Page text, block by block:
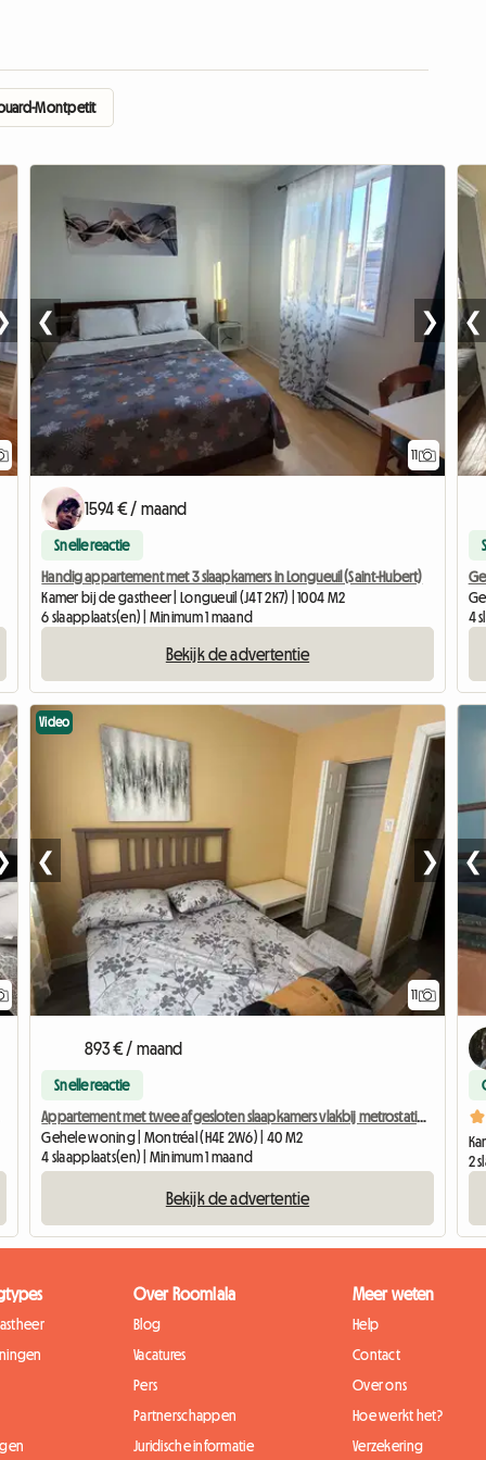
Montpetit
11
❮ ❯
1594 € / maand
Snelle reactie
Handig appartement met 3 slaapkamers in Longueuil (Saint-Hubert)
Kamer bij de gastheer | Longueuil (J4T 2K7) | 1004 M2
6 slaapplaats(en) | Minimum 1 maand
Bekijk de advertentie
❮
4
11
Video
❮ ❯
893 € / maand
Snelle reactie
Appartement met twee afgesloten slaapkamers vlakbij metrostation Angrignon
Gehele woning | Montréal (H4E 2W6) | 40 M2
4 slaapplaats(en) | Minimum 1 maand
Bekijk de advertentie
❮
2
Over Roomlala
Blog
Vacatures
Pers
Partnerschappen
Juridische informatie
Meer weten
Help
Contact
Over ons
Hoe werkt het?
Verzekering